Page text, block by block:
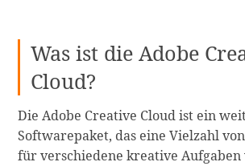
Was ist die Adobe
Cloud?
Die Adobe Creative Cloud ist ein
Softwarepaket, das eine Vielzahl
für verschiedene kreative Aufgaben